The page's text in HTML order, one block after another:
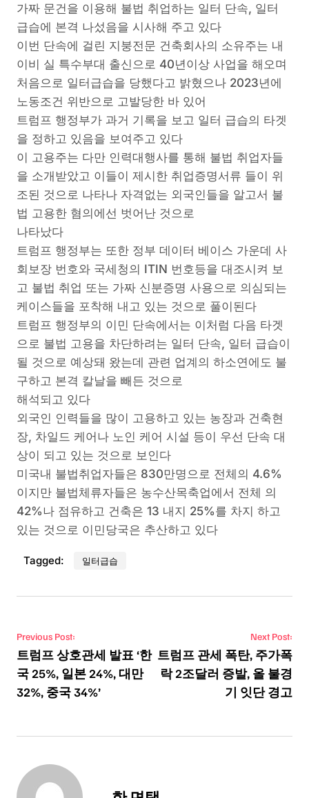
가짜 문건을 이용해 불법 취업하는 일터 단속, 일터
급습에 본격 나섰음을 시사해 주고 있다
이번 단속에 걸린 지붕전문 건축회사의 소유주는 내
이비 실 특수부대 출신으로 40년이상 사업을 해오며
처음으로 일터급습을 당했다고 밝혔으나 2023년에
노동조건 위반으로 고발당한 바 있어
트럼프 행정부가 과거 기록을 보고 일터 급습의 타겟
을 정하고 있음을 보여주고 있다
이 고용주는 다만 인력대행사를 통해 불법 취업자들
을 소개받았고 이들이 제시한 취업증명서류 들이 위
조된 것으로 나타나 자격없는 외국인들을 알고서 불
법 고용한 혐의에선 벗어난 것으로
나타났다
트럼프 행정부는 또한 정부 데이터 베이스 가운데 사
회보장 번호와 국세청의 ITIN 번호등을 대조시켜 보
고 불법 취업 또는 가짜 신분증명 사용으로 의심되는
케이스들을 포착해 내고 있는 것으로 풀이된다
트럼프 행정부의 이민 단속에서는 이처럼 다음 타겟
으로 불법 고용을 차단하려는 일터 단속, 일터 급습이
될 것으로 예상돼 왔는데 관련 업계의 하소연에도 불
구하고 본격 칼날을 빼든 것으로
해석되고 있다
외국인 인력들을 많이 고용하고 있는 농장과 건축현
장, 차일드 케어나 노인 케어 시설 등이 우선 단속 대
상이 되고 있는 것으로 보인다
미국내 불법취업자들은 830만명으로 전체의 4.6%
이지만 불법체류자들은 농수산목축업에서 전체 의
42%나 점유하고 건축은 13 내지 25%를 차지 하고
있는 것으로 이민당국은 추산하고 있다
Tagged: 일터급습
Post navigation
Previous Post:
트럼프 상호관세 발표 ‘한
국 25%, 일본 24%, 대만
32%, 중국 34%’
Next Post:
트럼프 관세 폭탄, 주가폭
락 2조달러 증발, 올 불경
기 잇단 경고